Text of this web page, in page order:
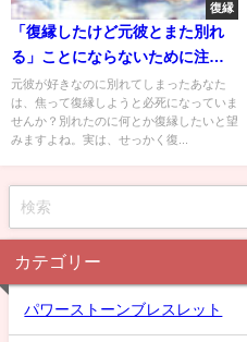
復縁
「復縁したけど元彼とまた別れ
る」ことにならないために注意
すべき４つのポイント
元彼が好きなのに別れてしまったあなた
は、焦って復縁しようと必死になっていま
せんか？別れたのに何とか復縁したいと望
みますよね。実は、せっかく復...
カテゴリー
パワーストーンブレスレット